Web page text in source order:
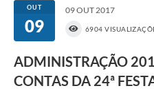
Secretarias
OUT
09
09 OUT 2017
6904
ADMINISTRAÇÃO
CONTAS DA 24ª